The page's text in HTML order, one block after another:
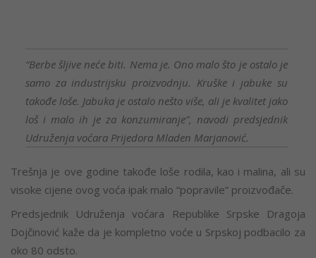
“Berbe šljive neće biti. Nema je. Ono malo što je ostalo je
samo za industrijsku proizvodnju. Kruške i jabuke su
takođe loše. Jabuka je ostalo nešto više, ali je kvalitet jako
loš i malo ih je za konzumiranje”, navodi predsjednik
Udruženja voćara Prijedora Mladen Marjanović.
Trešnja je ove godine takođe loše rodila, kao i malina, ali su
visoke cijene ovog voća ipak malo “popravile” proizvođače.
Predsjednik Udruženja voćara Republike Srpske Dragoja
Dojčinović kaže da je kompletno voće u Srpskoj podbacilo za
oko 80 odsto.